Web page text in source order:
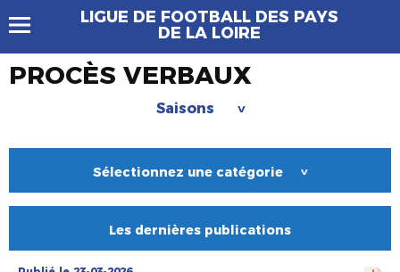
LIGUE DE FOOTBALL DES PAYS
DE LA LOIRE
PROCÈS VERBAUX
Saisons >
Sélectionnez une catégorie >
Les dernières publications